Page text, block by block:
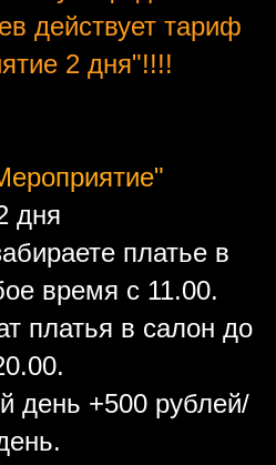
действует тариф
2 дня"!!!!
дня
платье в
время с 11.00.
платья в салон до
день +500 рублей/